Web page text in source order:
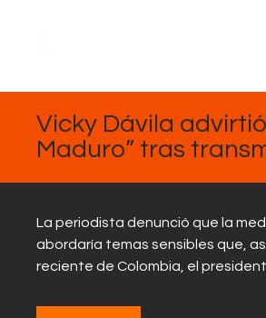
Vicky Dávila
Maduro” tras
La periodista denunció que la
abordaría temas sensibles que,
reciente de Colombia, el